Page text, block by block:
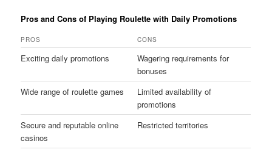
Pros and Cons of Playing Roulette with Daily Promotions
PROS CONS
Exciting daily promotions
Wagering requirements for
bonuses
Wide range of roulette games
Limited availability of
promotions
Secure and reputable online
casinos
Restricted territories